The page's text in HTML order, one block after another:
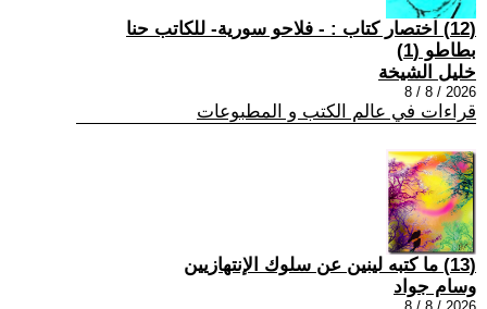
(12) اختصار كتاب : - فلاحو سورية- للكاتب حنا
بطاطو (1)
خليل الشيخة
2026 / 8 / 8
قراءات في عالم الكتب و المطبوعات
(13) ما كتبه لينين عن سلوك الإنتهازيين
وسام جواد